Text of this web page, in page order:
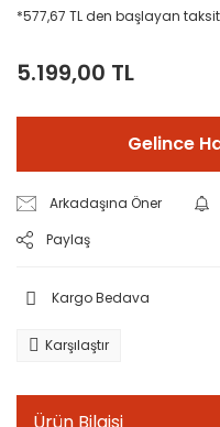
*577,67 TL den başlayan
5.199,00 TL
Gelince
Arkadaşına Öner
Paylaş
Kargo Bedava
Karşılaştır